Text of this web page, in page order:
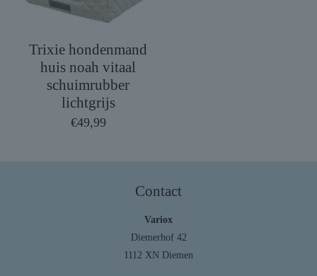
Trixie hondenmand
huis noah vitaal
schuimrubber
lichtgrijs
€49,99
Contact
Variox
Diemerhof 42
1112 XN Diemen